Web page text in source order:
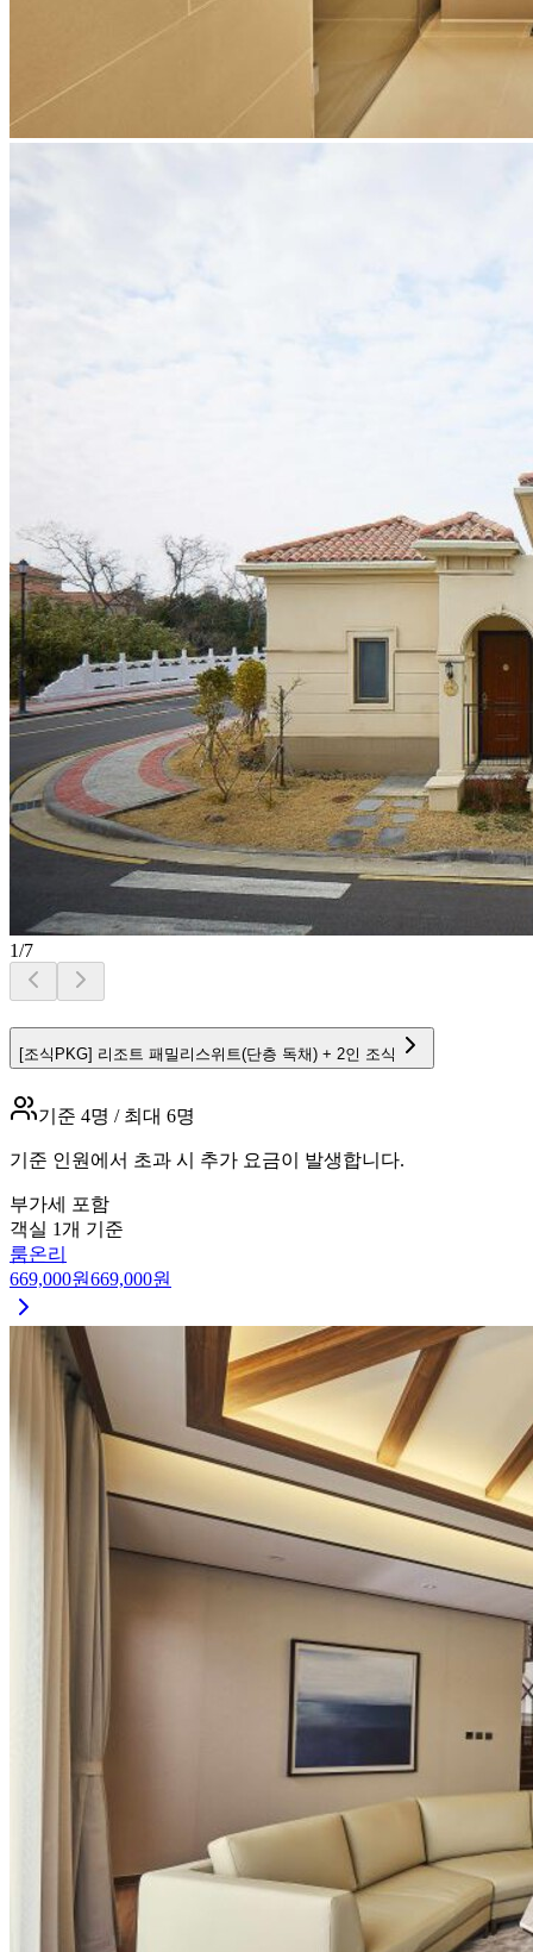
1/7
[조식PKG] 리조트 패밀리스위트(단층 독채) + 2인 조식
기준 4명 / 최대 6명
기준 인원에서 초과 시 추가 요금이 발생합니다.
부가세 포함
객실 1개 기준
룸온리
669,000원669,000원